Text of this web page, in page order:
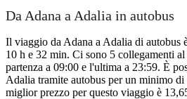
Da Adana a Adalia in autobus
Il viaggio da Adana a Adalia di autobus
10 h e 32 min. Ci sono 5 collegamenti
partenza a 09:00 e l'ultima a 23:59. È
Adalia tramite autobus per un minimo
miglior prezzo per questo viaggio è